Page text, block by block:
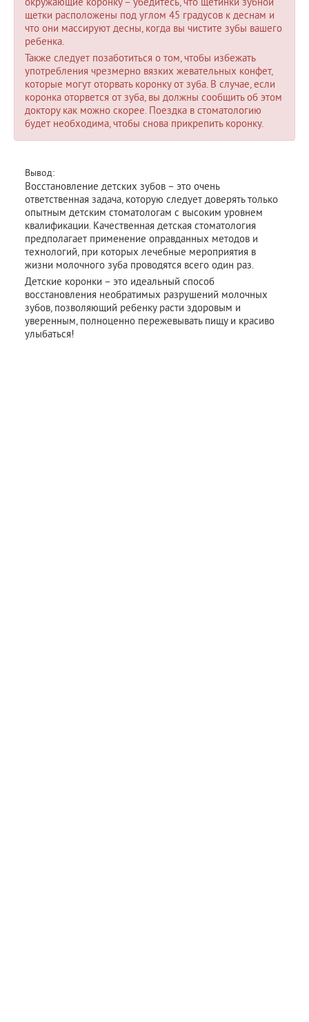
щетки расположены под углом 45 градусов к деснам и
что они массируют десны, когда вы чистите зубы вашего
ребенка.
Также следует позаботиться о том, чтобы избежать
употребления чрезмерно вязких жевательных конфет,
которые могут оторвать коронку от зуба. В случае, если
коронка оторвется от зуба, вы должны сообщить об этом
доктору как можно скорее. Поездка в стоматологию
будет необходима, чтобы снова прикрепить коронку.
Вывод:
Восстановление детских зубов – это очень
ответственная задача, которую следует доверять только
опытным детским стоматологам с высоким уровнем
квалификации. Качественная детская стоматология
предполагает применение оправданных методов и
технологий, при которых лечебные мероприятия в
жизни молочного зуба проводятся всего один раз.
Детские коронки – это идеальный способ
восстановления необратимых разрушений молочных
зубов, позволяющий ребенку расти здоровым и
уверенным, полноценно пережевывать пищу и красиво
улыбаться!